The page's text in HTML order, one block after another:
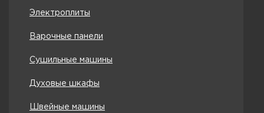
Электроплиты
Варочные панели
Сушильные машины
Духовые шкафы
Швейные машины